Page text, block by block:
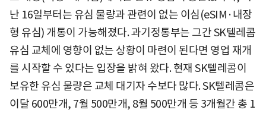
난 16일부터는 유심 물량과 관련이 없는 이심(eSIM·내장
형 유심) 개통이 가능해졌다. 과기정통부는 그간 SK텔레콤
유심 교체에 영향이 없는 상황이 마련이 된다면 영업 재개
를 시작할 수 있다는 입장을 밝혀 왔다. 현재 SK텔레콤이
보유한 유심 물량은 교체 대기자 수보다 많다. SK텔레콤은
이달 600만개, 7월 500만개, 8월 500만개 등 3개월간 총 1